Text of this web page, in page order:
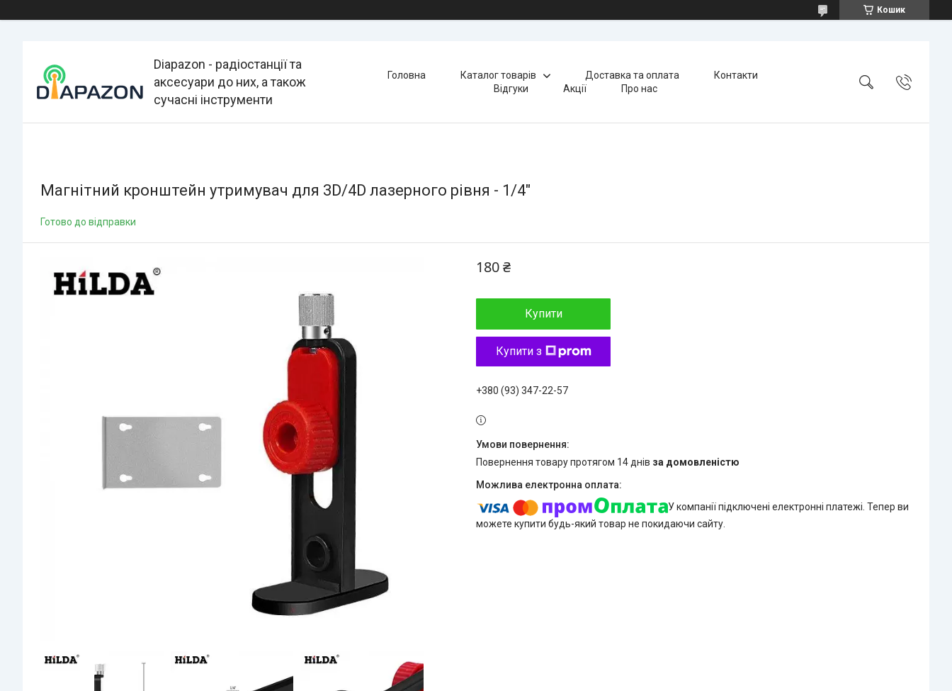
Кошик
Diapazon - радіостанції та
аксесуари до них, а також
сучасні інструменти
Головна Каталог товарів Доставка та оплата
Контакти
Відгуки
Акції Про нас
Магнітний кронштейн утримувач для 3D/4D лазерного рівня - 1/4"
Готово до відправки
180 ₴
Купити
Купити з
+380 (93) 347-22-57
повернення товару протягом 14 днів за домовленістю
У компанії підключені електронні платежі. Тепер ви
можете купити будь-який товар не покидаючи сайту.